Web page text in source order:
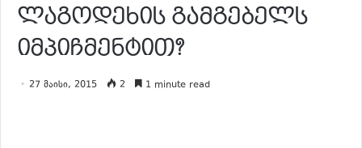
ლაგოდეხის გამგებელს
იმპიჩმენტით?
27 მაისი, 2015 2 1 minute read